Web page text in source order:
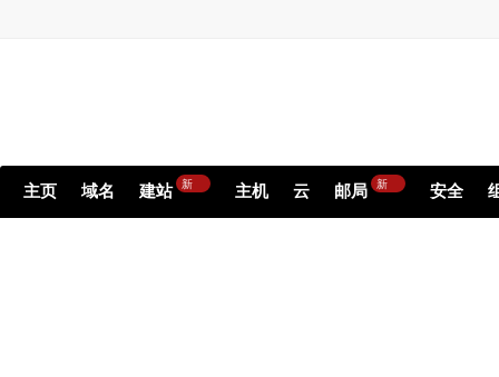
主页 域名 建站 新 主机 云 邮局 新 安全